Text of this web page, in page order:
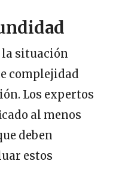
la situación
complejidad
Los expertos
al menos
deben
estos